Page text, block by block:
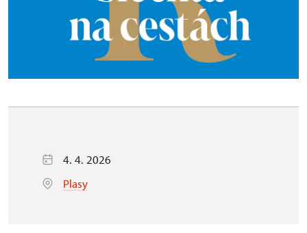
4. 4. 2026
Plasy